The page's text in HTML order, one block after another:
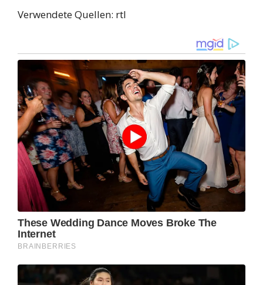
Verwendete Quellen: rtl